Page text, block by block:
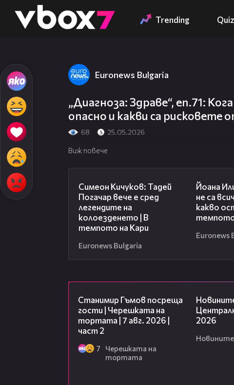
👾 Trending
Euronews Bulgaria
„Диагноза: Здраве“, еп.71:
опасно и какви са рисковете
68 25.05.2026
Виж повече
Симеон Кичуков: Тадей
Погачар вече е сред
легендите на
колоезденето | В
темпото на Кари
Euronews Bulgaria
Йоана
не са
какво
темпото
Euronews
Станимир Гъмов посреща
гости | Черешката на
тортата | 7 авг. 2026 |
част 2
7
Черешката на
тортата
2026
Новините